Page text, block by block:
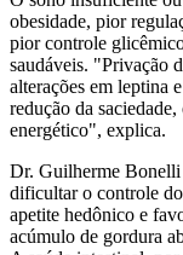
obesidade, pior
pior controle
saudáveis. "Privação
alterações em leptina
redução da
energético", explica.
Dr. Guilherme Bonelli
dificultar o controle
apetite hedônico e
acúmulo de gordura